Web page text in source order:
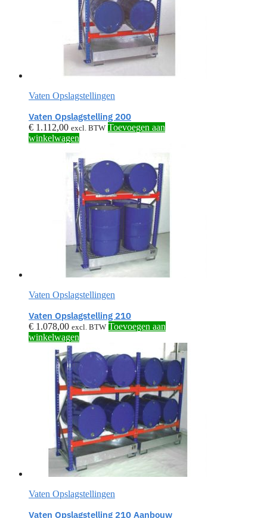
Vaten Opslagstellingen
Vaten Opslagstelling 200
€ 1.112,00 excl. BTW Toevoegen aan
winkelwagen
Vaten Opslagstellingen
Vaten Opslagstelling 210
€ 1.078,00 excl. BTW Toevoegen aan
winkelwagen
Vaten Opslagstellingen
Vaten Opslagstelling 210 Aanbouw